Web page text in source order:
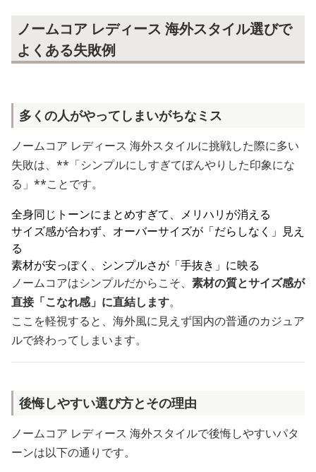
ノームコア レディース 海外スタイル選びで
よくある失敗例
多くの人がやってしまいがちなミス
ノームコア レディース 海外スタイルに挑戦した際に多い
失敗は、**「シンプルにしすぎてぼんやりした印象にな
る」**ことです。
全身同じトーンにまとめすぎて、メリハリが消える
サイズ感が合わず、オーバーサイズが「だらしなく」見え
る
素材が安っぽく、シンプルさが「手抜き」に映る
ノームコアはシンプルだからこそ、 素材の質とサイズ感が
直接「こなれ感」に直結します。
ここを軽視すると、海外風に見えず国内の普通のカジュア
ルで終わってしまいます。
後悔しやすい選び方とその理由
ノームコア レディース 海外スタイルで後悔しやすいパタ
ーンは以下の通りです。